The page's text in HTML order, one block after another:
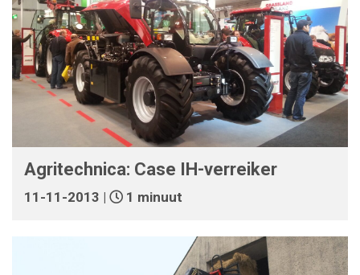
Agritechnica: Case IH-verreiker
11-11-2013 | 1 minuut